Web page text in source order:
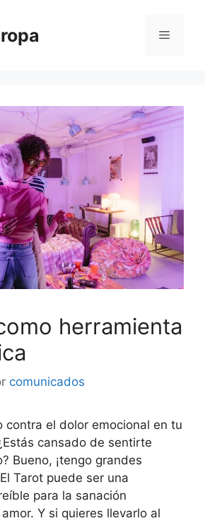
Menú
herramienta
comunicados
contra el dolor emocional en tu
cansado de sentirte
Bueno, ¡tengo grandes
Tarot puede ser una
para la sanación
Y si quieres llevarlo al